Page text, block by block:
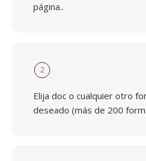
página..
2
Elija doc o cualquier otro
deseado (más de 200